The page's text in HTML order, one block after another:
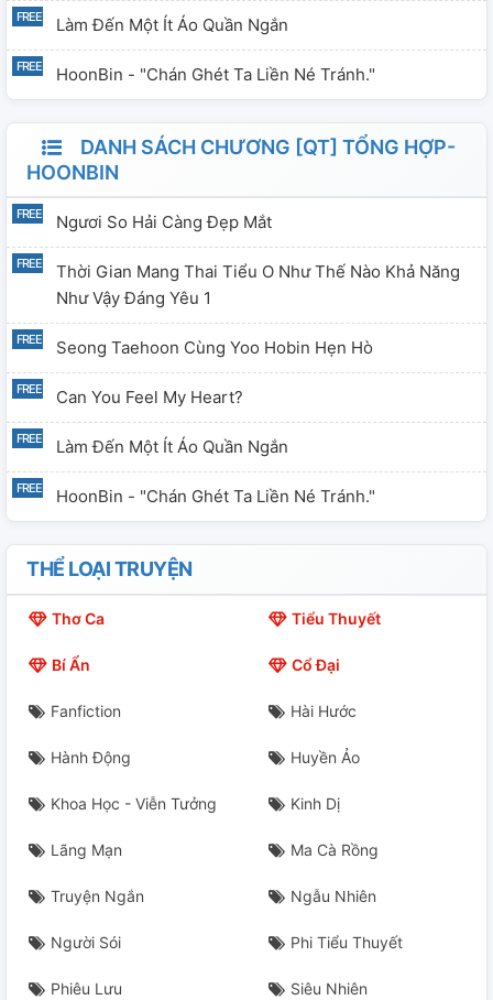
Làm Đến Một Ít Áo Quần Ngắn
HoonBin - "Chán Ghét Ta Liền Né Tránh."
DANH SÁCH CHƯƠNG [QT] TỔNG HỢP-
HOONBIN
Ngươi So Hải Càng Đẹp Mắt
Thời Gian Mang Thai Tiểu O Như Thế Nào Khả Năng
Như Vậy Đáng Yêu 1
Seong Taehoon Cùng Yoo Hobin Hẹn Hò
Can You Feel My Heart?
Làm Đến Một Ít Áo Quần Ngắn
HoonBin - "Chán Ghét Ta Liền Né Tránh."
THỂ LOẠI TRUYỆN
Thơ Ca Tiểu Thuyết
Bí Ẩn Cổ Đại
Fanfiction Hài Hước
Hành Động Huyền Ảo
Khoa Học - Viễn Tưởng Kinh Dị
Lãng Mạn Ma Cà Rồng
Truyện Ngắn Ngẫu Nhiên
Người Sói Phi Tiểu Thuyết
Phiêu Lưu Siêu Nhiên